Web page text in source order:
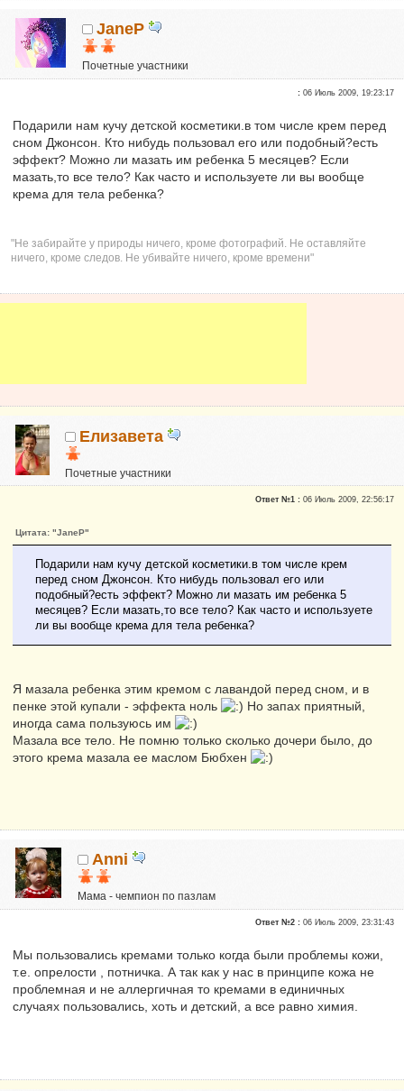
JaneP
Почетные участники
:06 Июль 2009, 19:23:17
Подарили нам кучу детской косметики.в том числе крем перед
сном Джонсон. Кто нибудь пользовал его или подобный?есть
эффект? Можно ли мазать им ребенка 5 месяцев? Если
мазать,то все тело? Как часто и используете ли вы вообще
крема для тела ребенка?
"Не забирайте у природы ничего, кроме фотографий. Не оставляйте
ничего, кроме следов. Не убивайте ничего, кроме времени"
Елизавета
Почетные участники
Ответ №1 :06 Июль 2009, 22:56:17
Цитата: "JaneP"
Подарили нам кучу детской косметики.в том числе крем
перед сном Джонсон. Кто нибудь пользовал его или
подобный?есть эффект? Можно ли мазать им ребенка 5
месяцев? Если мазать,то все тело? Как часто и используете
ли вы вообще крема для тела ребенка?
Я мазала ребенка этим кремом с лавандой перед сном, и в
пенке этой купали - эффекта ноль
Но запах приятный,
иногда сама пользуюсь им
Мазала все тело. Не помню только сколько дочери было, до
этого крема мазала ее маслом Бюбхен
Anni
Мама - чемпион по пазлам
Почетные участники
меня зовут Жанна
Ответ №2 :06 Июль 2009, 23:31:43
Мы пользовались кремами только когда были проблемы кожи,
т.е. опрелости , потничка. А так как у нас в принципе кожа не
проблемная и не аллергичная то кремами в единичных
случаях пользовались, хоть и детский, а все равно химия.